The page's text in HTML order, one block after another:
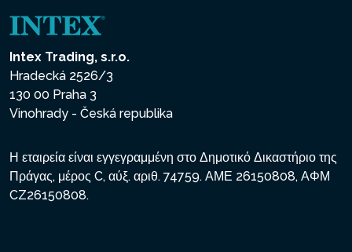
Intex Trading, s.r.o.
Hradecká 2526/3
130 00 Praha 3
Vinohrady - Česká republika
Η εταιρεία είναι εγγεγραμμένη στο Δημοτικό Δικαστήριο της
Πράγας, μέρος C, αύξ. αριθ. 74759. ΑΜΕ 26150808, ΑΦΜ
CZ26150808.